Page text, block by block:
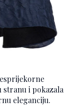
stranu i pokazala
eleganciju.